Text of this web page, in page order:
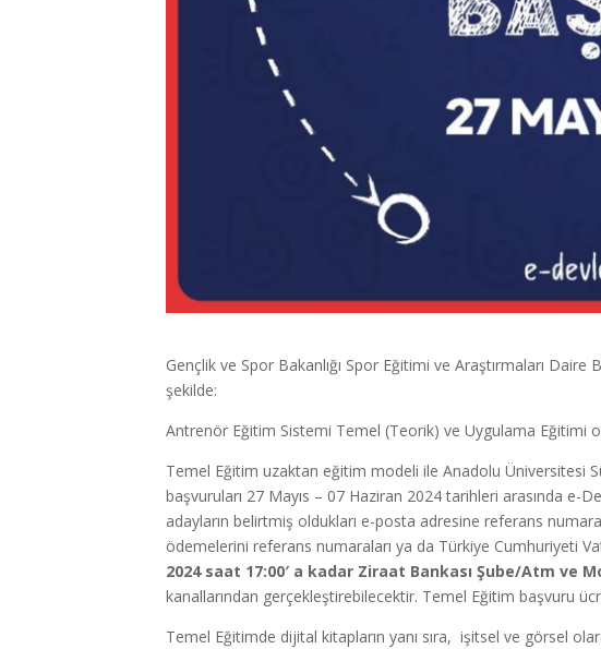
Gençlik ve Spor Bakanlığı Spor Eğitimi ve Araştırmaları Daire
şekilde:
Antrenör Eğitim Sistemi Temel (Teorik) ve Uygulama Eğitimi
Temel Eğitim uzaktan eğitim modeli ile Anadolu Üniversitesi
başvuruları 27 Mayıs – 07 Haziran 2024 tarihleri arasında e-
adayların belirtmiş oldukları e-posta adresine referans
ödemelerini referans numaraları ya da Türkiye Cumhuriyeti
2024 saat 17:00′ a kadar Ziraat Bankası Şube/Atm ve
kanallarından gerçekleştirebilecektir. Temel Eğitim başvuru
Temel Eğitimde dijital kitapların yanı sıra, işitsel ve görsel